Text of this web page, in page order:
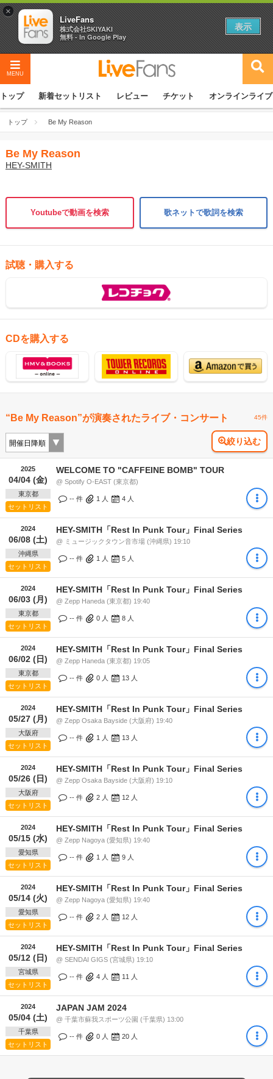
MENU
トップ 新着セットリスト レビュー チケット オンラインライブ
トップ Be My Reason
Be My Reason
HEY-SMITH
Youtubeで動画を検索 歌ネットで歌詞を検索
試聴・購入する
CDを購入する
“Be My Reason”が演奏されたライブ・コンサート 45件
絞り込む
2025
04/04 (金)
東京都
セットリスト
WELCOME TO "CAFFEINE BOMB" TOUR
@ Spotify O-EAST (東京都)
-- 件 1 人 4 人
2024
06/08 (土)
沖縄県
セットリスト
HEY-SMITH「Rest In Punk Tour」Final Series
@ ミュージックタウン音市場 (沖縄県) 19:10
-- 件 1 人 5 人
2024
06/03 (月)
東京都
セットリスト
HEY-SMITH「Rest In Punk Tour」Final Series
@ Zepp Haneda (東京都) 19:40
-- 件 0 人 8 人
2024
06/02 (日)
東京都
セットリスト
HEY-SMITH「Rest In Punk Tour」Final Series
@ Zepp Haneda (東京都) 19:05
-- 件 0 人 13 人
2024
05/27 (月)
大阪府
セットリスト
HEY-SMITH「Rest In Punk Tour」Final Series
@ Zepp Osaka Bayside (大阪府) 19:40
-- 件 1 人 13 人
2024
05/26 (日)
大阪府
セットリスト
HEY-SMITH「Rest In Punk Tour」Final Series
@ Zepp Osaka Bayside (大阪府) 19:10
-- 件 2 人 12 人
2024
05/15 (水)
愛知県
セットリスト
HEY-SMITH「Rest In Punk Tour」Final Series
@ Zepp Nagoya (愛知県) 19:40
-- 件 1 人 9 人
2024
05/14 (火)
愛知県
セットリスト
HEY-SMITH「Rest In Punk Tour」Final Series
@ Zepp Nagoya (愛知県) 19:40
-- 件 2 人 12 人
2024
05/12 (日)
宮城県
セットリスト
HEY-SMITH「Rest In Punk Tour」Final Series
@ SENDAI GIGS (宮城県) 19:10
-- 件 4 人 11 人
2024
05/04 (土)
千葉県
セットリスト
JAPAN JAM 2024
@ 千葉市蘇我スポーツ公園 (千葉県) 13:00
-- 件 0 人 20 人
×
LiveFans
株式会社SKIYAKI
無料 - In Google Play
表示